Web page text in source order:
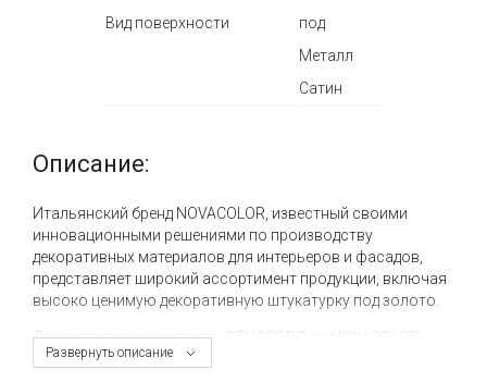
Вид поверхности
под
Металл
Сатин
Развернуть описание
Описание:
Итальянский бренд NOVACOLOR, известный своими
инновационными решениями по производству
декоративных материалов для интерьеров и фасадов,
представляет широкий ассортимент продукции, включая
высоко ценимую декоративную штукатурку под золото.
Декоративная штукатурка STUCCORO от NOVACOLOR
является настоящим трендом в мире архитектуры и